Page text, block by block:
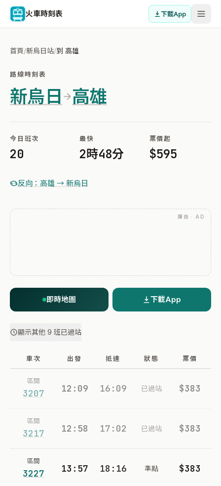
火車時刻表 下載App
首頁/新烏日站/到 高雄
路線時刻表
新烏日 高雄
今日班次
20
最快
2時48分
票價起
$595
反向：高雄 → 新烏日
廣告 · AD
即時地圖 下載App
顯示其他 9 班已過站
車次 出發 抵達 狀態 票價
區間
3207 12:09 16:09 已過站 $383
區間
3217 12:58 17:02 已過站 $383
區間
3227 13:57 18:16 準點 $383